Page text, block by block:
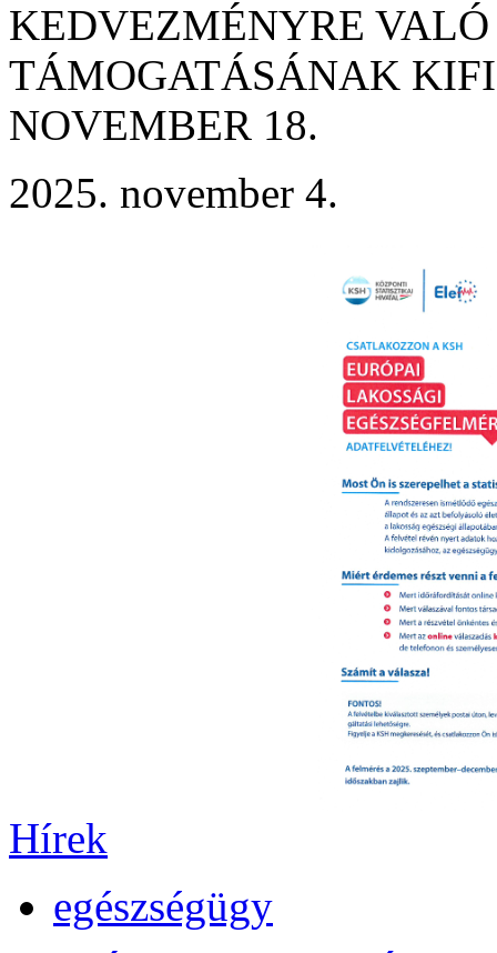
KEDVEZMÉNYRE
TÁMOGATÁSÁNAK
NOVEMBER 18.
2025. november 4.
Hírek
egészségügy